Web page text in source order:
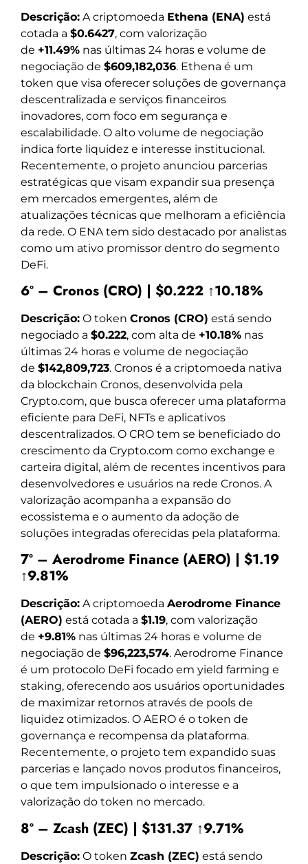
Descrição: A criptomoeda Ethena (ENA) está
cotada a $0.6427, com valorização
de +11.49% nas últimas 24 horas e volume de
negociação de $609,182,036. Ethena é um
token que visa oferecer soluções de governança
descentralizada e serviços financeiros
inovadores, com foco em segurança e
escalabilidade. O alto volume de negociação
indica forte liquidez e interesse institucional.
Recentemente, o projeto anunciou parcerias
estratégicas que visam expandir sua presença
em mercados emergentes, além de
atualizações técnicas que melhoram a eficiência
da rede. O ENA tem sido destacado por analistas
como um ativo promissor dentro do segmento
DeFi.
6º – Cronos (CRO) | $0.222 ↑10.18%
Descrição: O token Cronos (CRO) está sendo
negociado a $0.222, com alta de +10.18% nas
últimas 24 horas e volume de negociação
de $142,809,723. Cronos é a criptomoeda nativa
da blockchain Cronos, desenvolvida pela
Crypto.com, que busca oferecer uma plataforma
eficiente para DeFi, NFTs e aplicativos
descentralizados. O CRO tem se beneficiado do
crescimento da Crypto.com como exchange e
carteira digital, além de recentes incentivos para
desenvolvedores e usuários na rede Cronos. A
valorização acompanha a expansão do
ecossistema e o aumento da adoção de
soluções integradas oferecidas pela plataforma.
7º – Aerodrome Finance (AERO) | $1.19
↑9.81%
Descrição: A criptomoeda Aerodrome Finance
(AERO) está cotada a $1.19, com valorização
de +9.81% nas últimas 24 horas e volume de
negociação de $96,223,574. Aerodrome Finance
é um protocolo DeFi focado em yield farming e
staking, oferecendo aos usuários oportunidades
de maximizar retornos através de pools de
liquidez otimizados. O AERO é o token de
governança e recompensa da plataforma.
Recentemente, o projeto tem expandido suas
parcerias e lançado novos produtos financeiros,
o que tem impulsionado o interesse e a
valorização do token no mercado.
8º – Zcash (ZEC) | $131.37 ↑9.71%
Descrição: O token Zcash (ZEC) está sendo